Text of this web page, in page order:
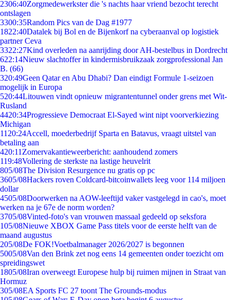
2306:40Zorgmedewerkster die 's nachts haar vriend bezocht terecht
ontslagen
3300:35Random Pics van de Dag #1977
1822:40Datalek bij Bol en de Bijenkorf na cyberaanval op logistiek
partner Ceva
3322:27Kind overleden na aanrijding door AH-bestelbus in Dordrecht
622:14Nieuw slachtoffer in kindermisbruikzaak zorgprofessional Jan
B. (66)
320:49Geen Qatar en Abu Dhabi? Dan eindigt Formule 1-seizoen
mogelijk in Europa
520:44Litouwen vindt opnieuw migrantentunnel onder grens met Wit-
Rusland
4420:34Progressieve Democraat El-Sayed wint nipt voorverkiezing
Michigan
11 20:24Accell, moederbedrijf Sparta en Batavus, vraagt uitstel van
betaling aan
420:11 Zomervakantieweerbericht: aanhoudend zomers
119:48Vollering de sterkste na lastige heuvelrit
805/08The Division Resurgence nu gratis op pc
3605/08Hackers roven Coldcard-bitcoinwallets leeg voor 114 miljoen
dollar
4505/08Doorwerken na AOW-leeftijd vaker vastgelegd in cao's, moet
werken na je 67e de norm worden?
3705/08Vinted-foto's van vrouwen massaal gedeeld op seksfora
105/08Nieuwe XBOX Game Pass titels voor de eerste helft van de
maand augustus
205/08De FOK!Voetbalmanager 2026/2027 is begonnen
5005/08Van den Brink zet nog eens 14 gemeenten onder toezicht om
spreidingswet
1805/08Iran overweegt Europese hulp bij ruimen mijnen in Straat van
Hormuz
305/08EA Sports FC 27 toont The Grounds-modus